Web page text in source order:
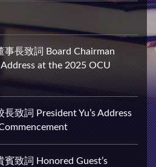
事長致詞 Board Chairman
Address at the 2025 OCU
致詞 President Yu’s Address
致詞 Honored Guest’s